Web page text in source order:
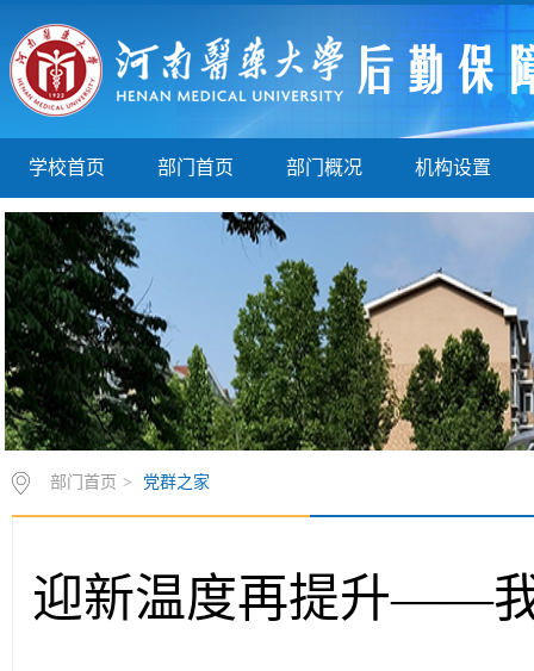
学校首页 部门首页 部门概况 机构设置
部门首页 > 党群之家
迎新温度再提升——